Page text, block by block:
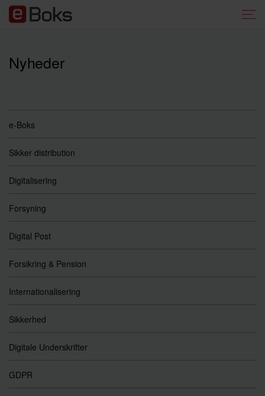
Nyheder
e-Boks
Sikker distribution
Digitalisering
Forsyning
Digital Post
Forsikring & Pension
Internationalisering
Sikkerhed
Digitale Underskrifter
GDPR